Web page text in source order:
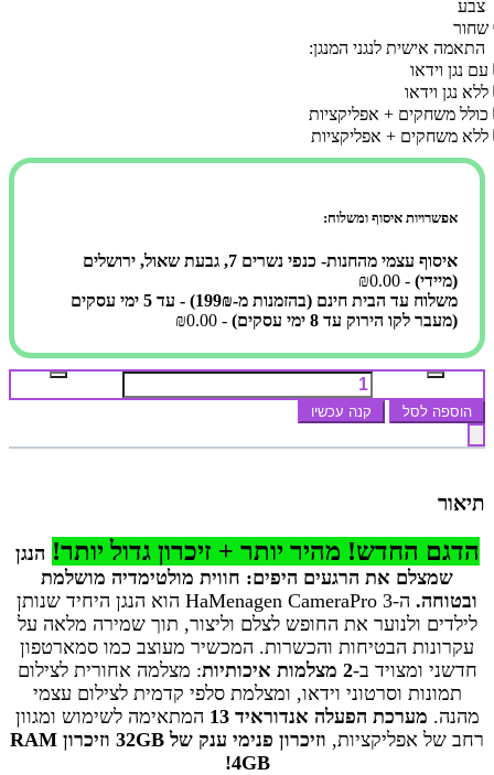
צבע
שחור
התאמה אישית לנגני המנגן:
עם נגן וידאו
ללא נגן וידאו
כולל משחקים + אפליקציות
ללא משחקים + אפליקציות
אפשרויות איסוף ומשלוח:
איסוף עצמי מהחנות- כנפי נשרים 7, גבעת שאול, ירושלים
(מיידי) - ₪0.00
משלוח עד הבית חינם (בהזמנות מ-199₪) - עד 5 ימי עסקים
(מעבר לקו הירוק עד 8 ימי עסקים)
- ₪0.00
הוספה לסל קנה עכשיו
תיאור
הדגם החדש! מהיר יותר + זיכרון גדול יותר! הנגן
שמצלם את הרגעים היפים: חווית מולטימדיה מושלמת
ובטוחה.
ה-HaMenagen CameraPro 3 הוא הנגן היחיד שנותן
לילדים ולנוער את החופש לצלם וליצור, תוך שמירה מלאה על
עקרונות הבטיחות והכשרות. המכשיר מעוצב כמו סמארטפון
חדשני ומצויד ב-2 מצלמות איכותיות
: מצלמה אחורית לצילום
תמונות וסרטוני וידאו, ומצלמת סלפי קדמית לצילום עצמי
מהנה. מערכת הפעלה אנדוראיד 13
המתאימה לשימוש ומגוון
רחב של אפליקציות,
וזיכרון פנימי ענק של 32GB וזיכרון RAM
4GB!